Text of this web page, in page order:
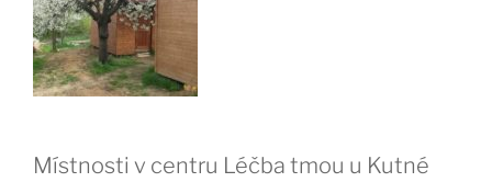
Místnosti v centru Léčba tmou u Kutné